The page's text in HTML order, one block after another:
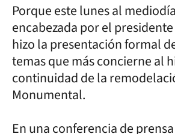
Porque este lunes al
encabezada por el
hizo la presentación formal
temas que más concierne al
continuidad de la
Monumental.
En una conferencia de